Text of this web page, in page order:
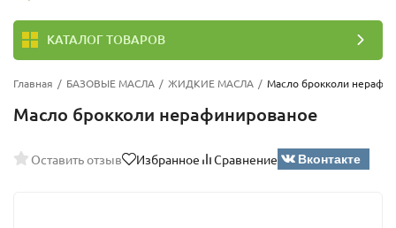
КАТАЛОГ ТОВАРОВ
Главная / БАЗОВЫЕ МАСЛА / ЖИДКИЕ МАСЛА / Масло брокколи
Масло брокколи нерафинированое
Оставить отзыв Избранное Сравнение Вконтакте